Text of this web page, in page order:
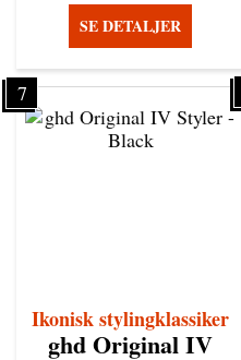
SE DETALJER
7
Ikonisk stylingklassiker
ghd Original IV